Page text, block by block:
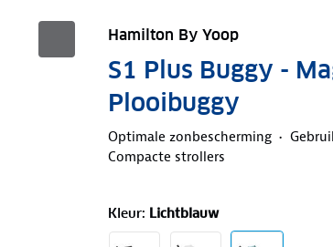
Hamilton By Yoop
S1 Plus Buggy -
Plooibuggy
Optimale zonbescherming
Compacte strollers
Kleur: Lichtblauw